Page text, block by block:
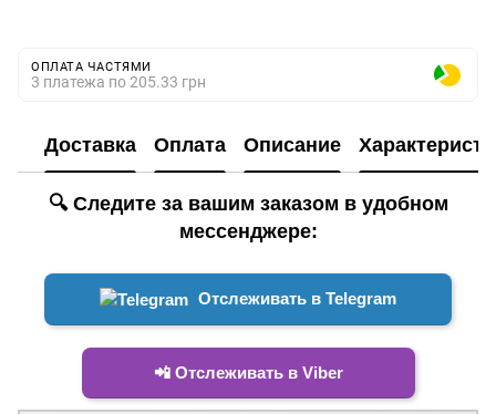
ОПЛАТА ЧАСТЯМИ
3 платежа по 205.33 грн
Доставка Оплата Описание
🔍 Следите за вашим заказом в удобном
мессенджере:
Отслеживать в Telegram
📲 Отслеживать в Viber